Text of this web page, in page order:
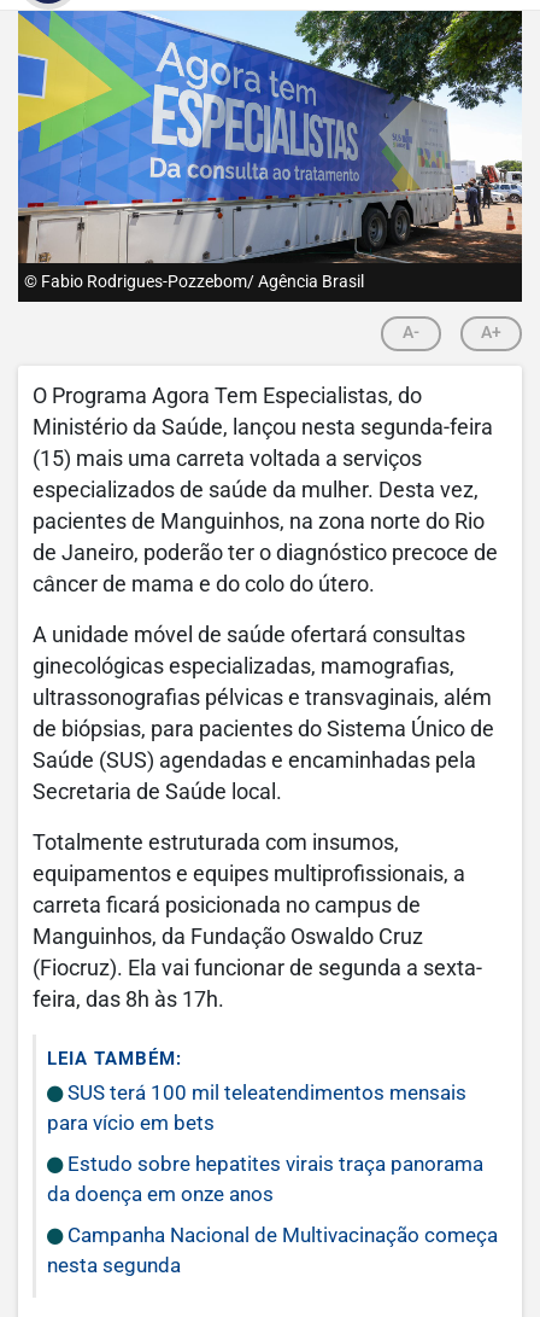
© Fabio Rodrigues-Pozzebom/ Agência Brasil
A- A+
O Programa Agora Tem Especialistas, do
Ministério da Saúde, lançou nesta segunda-feira
(15) mais uma carreta voltada a serviços
especializados de saúde da mulher. Desta vez,
pacientes de Manguinhos, na zona norte do Rio
de Janeiro, poderão ter o diagnóstico precoce de
câncer de mama e do colo do útero.
A unidade móvel de saúde ofertará consultas
ginecológicas especializadas, mamografias,
ultrassonografias pélvicas e transvaginais, além
de biópsias, para pacientes do Sistema Único de
Saúde (SUS) agendadas e encaminhadas pela
Secretaria de Saúde local.
Totalmente estruturada com insumos,
equipamentos e equipes multiprofissionais, a
carreta ficará posicionada no campus de
Manguinhos, da Fundação Oswaldo Cruz
(Fiocruz). Ela vai funcionar de segunda a sexta-
feira, das 8h às 17h.
LEIA TAMBÉM:
SUS terá 100 mil teleatendimentos mensais
para vício em bets
Estudo sobre hepatites virais traça panorama
da doença em onze anos
Campanha Nacional de Multivacinação começa
nesta segunda